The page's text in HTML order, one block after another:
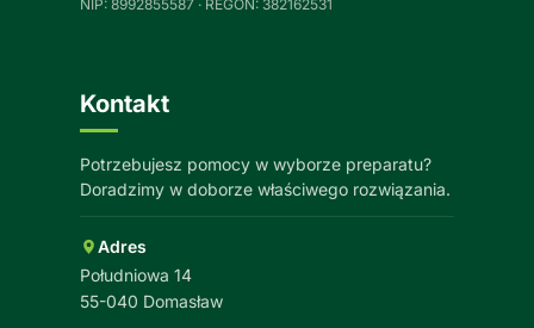
NIP: 8992855587 · REGON: 382162531
Kontakt
Potrzebujesz pomocy w wyborze preparatu?
Doradzimy w doborze właściwego rozwiązania.
Adres
Południowa 14
55-040 Domasław